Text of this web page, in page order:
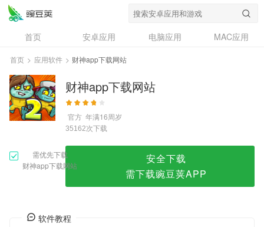
首页 安卓应用 电脑应用
MAC应用
资讯
专题
问答
首页 > 应用软件 > 财神app下载网站
财神app下载网站
官方 年满16周岁
35162次下载
需优先下载
财神app下载网站
安全下载
需下载豌豆荚APP
软件教程